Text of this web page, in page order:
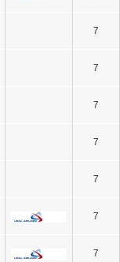
7
7
7
7
7
7
7